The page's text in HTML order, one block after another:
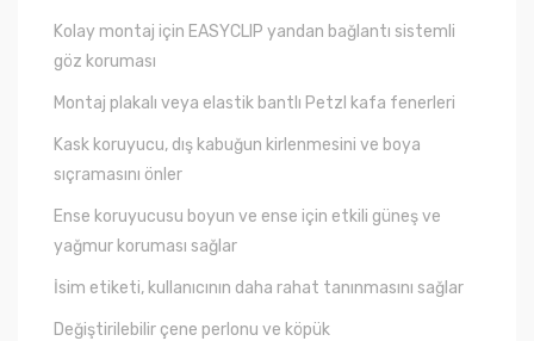
Kolay montaj için EASYCLIP yandan bağlantı sistemli
göz koruması
Montaj plakalı veya elastik bantlı Petzl kafa fenerleri
Kask koruyucu, dış kabuğun kirlenmesini ve boya
sıçramasını önler
Ense koruyucusu boyun ve ense için etkili güneş ve
yağmur koruması sağlar
İsim etiketi, kullanıcının daha rahat tanınmasını sağlar
Değiştirilebilir çene perlonu ve köpük